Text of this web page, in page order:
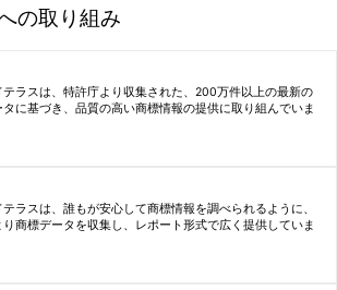
の取り組み
テラスは、特許庁より収集された、200万件以上の最新の
タに基づき、品質の高い商標情報の提供に取り組んでいま
テラスは、誰もが安心して商標情報を調べられるように、
り商標データを収集し、レポート形式で広く提供していま